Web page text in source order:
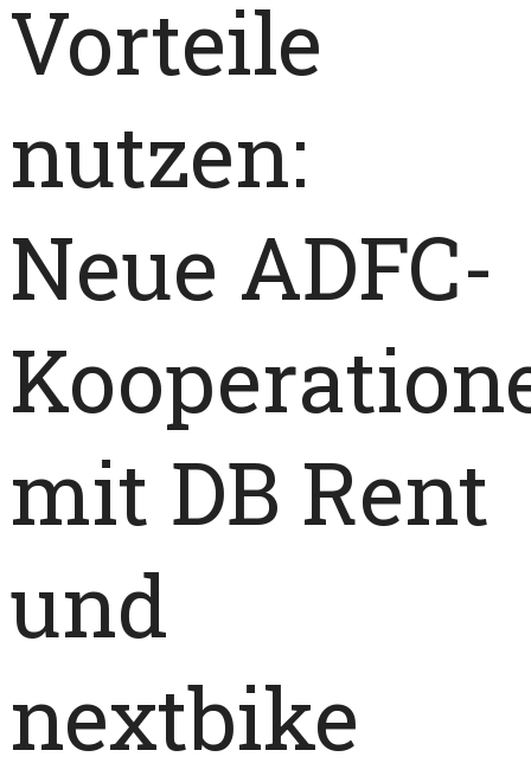
Vorteile
nutzen:
Neue ADFC-
mit DB Rent
und
nextbike